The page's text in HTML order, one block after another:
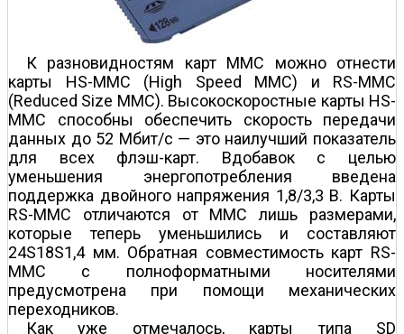
К разновидностям карт MMC можно отнести
карты HS-MMC (High Speed MMC) и RS-MMC
(Reduced Size MMC). Высокоскоростные карты HS-
MMC способны обеспечить скорость передачи
данных до 52 Мбит/с — это наилучший показатель
для всех флэш-карт. Вдобавок с целью
уменьшения энергопотребления введена
поддержка двойного напряжения 1,8/3,3 В. Карты
RS-MMC отличаются от MMC лишь размерами,
которые теперь уменьшились и составляют
24Ѕ18Ѕ1,4 мм. Обратная совместимость карт RS-
MMC с полноформатными носителями
предусмотрена при помощи механических
переходников.
Как уже отмечалось, карты типа SD